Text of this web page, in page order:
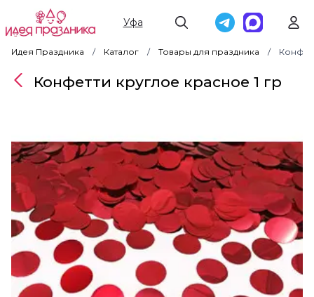
Уфа
Идея Праздника Каталог Товары для праздника
Конфетти круглое красное 1 гр